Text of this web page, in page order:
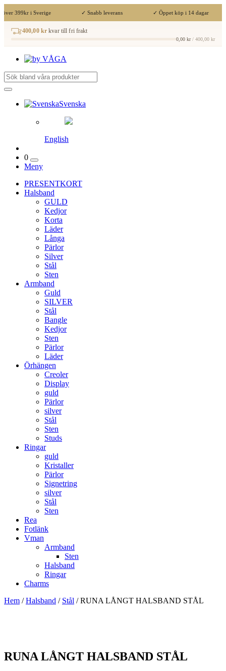
399kr i Sverige ✓ Snabb leverans ✓ Öppet köp i 14 dagar
400,00 kr kvar till fri frakt
0,00 kr/ 400,00 kr
Svenska
English
0
Meny
PRESENTKORT
Halsband
GULD
Kedjor
Korta
Läder
Långa
Pärlor
Silver
Stål
Sten
Armband
Guld
SILVER
Stål
Bangle
Kedjor
Sten
Pärlor
Läder
Örhängen
Creoler
Display
guld
Pärlor
silver
Stål
Sten
Studs
Ringar
guld
Kristaller
Pärlor
Signetring
silver
Stål
Sten
Rea
Fotlänk
Vman
Armband
Sten
Halsband
Ringar
Charms
Hem /Halsband / Stål / RUNA LÅNGT HALSBAND STÅL
RUNA LÅNGT HALSBAND STÅL